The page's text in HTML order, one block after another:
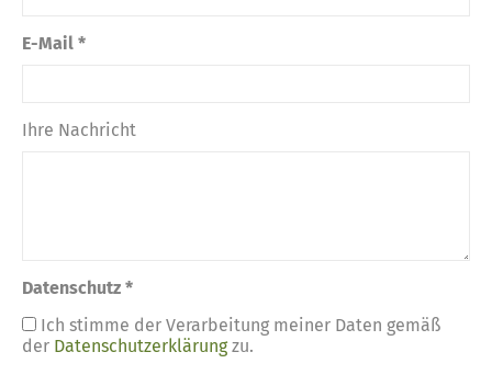
E-Mail *
Ihre Nachricht
Datenschutz *
Ich stimme der Verarbeitung meiner Daten gemäß
der Datenschutzerklärungzu.